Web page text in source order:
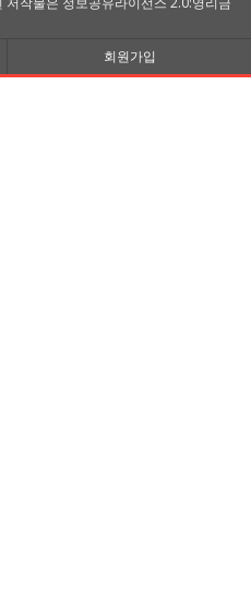
회원가입